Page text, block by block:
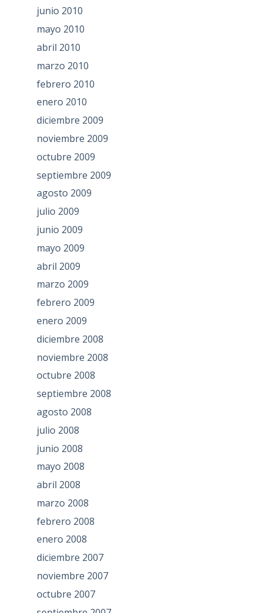
junio 2010
mayo 2010
abril 2010
marzo 2010
febrero 2010
enero 2010
diciembre 2009
noviembre 2009
octubre 2009
septiembre 2009
agosto 2009
julio 2009
junio 2009
mayo 2009
abril 2009
marzo 2009
febrero 2009
enero 2009
diciembre 2008
noviembre 2008
octubre 2008
septiembre 2008
agosto 2008
julio 2008
junio 2008
mayo 2008
abril 2008
marzo 2008
febrero 2008
enero 2008
diciembre 2007
noviembre 2007
octubre 2007